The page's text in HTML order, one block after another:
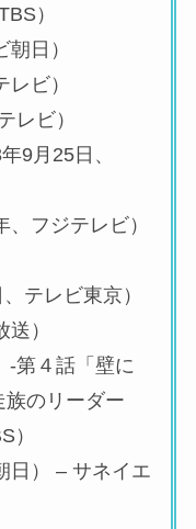
）
日）
ビ）
レビ）
9月25日、
フジテレビ）
テレビ東京）
）
-第４話「壁に
のリーダー
）
日） – サネイエ